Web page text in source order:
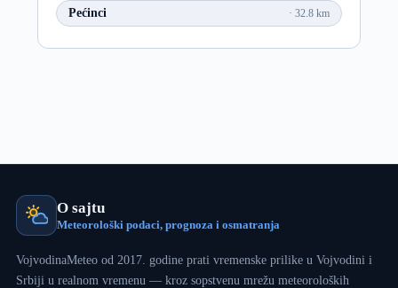
Pećinci 32.8 km
O sajtu
Meteorološki podaci, prognoza i osmatranja
VojvodinaMeteo od 2017. godine prati vremenske prilike u Vojvodini i
Srbiji u realnom vremenu — kroz sopstvenu mrežu meteoroloških